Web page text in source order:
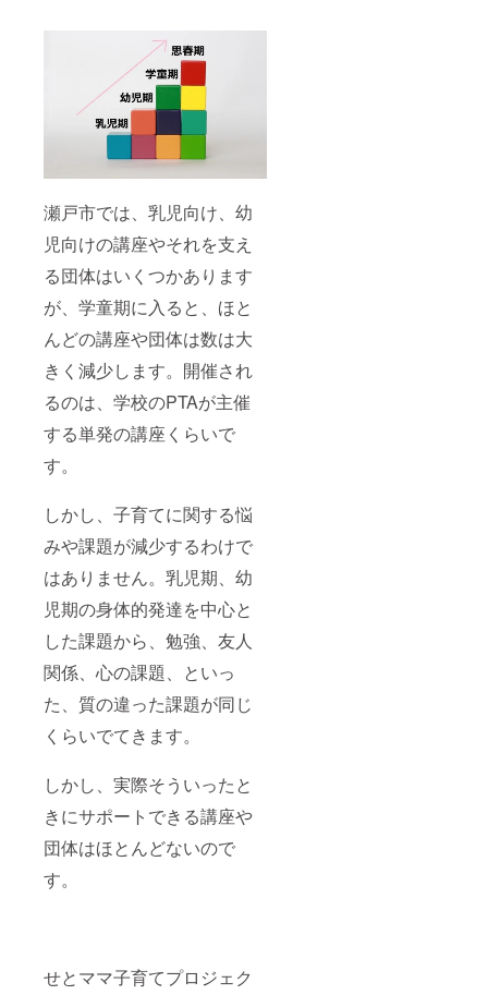
瀬戸市では、乳児向け、幼
児向けの講座やそれを支え
る団体はいくつかあります
が、学童期に入ると、ほと
んどの講座や団体は数は大
きく減少します。開催され
るのは、学校のPTAが主催
する単発の講座くらいで
す。
しかし、子育てに関する悩
みや課題が減少するわけで
はありません。乳児期、幼
児期の身体的発達を中心と
した課題から、勉強、友人
関係、心の課題、といっ
た、質の違った課題が同じ
くらいでてきます。
しかし、実際そういったと
きにサポートできる講座や
団体はほとんどないので
す。
せとママ子育てプロジェク